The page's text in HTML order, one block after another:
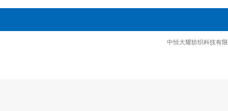
中恒大耀纺织科技有